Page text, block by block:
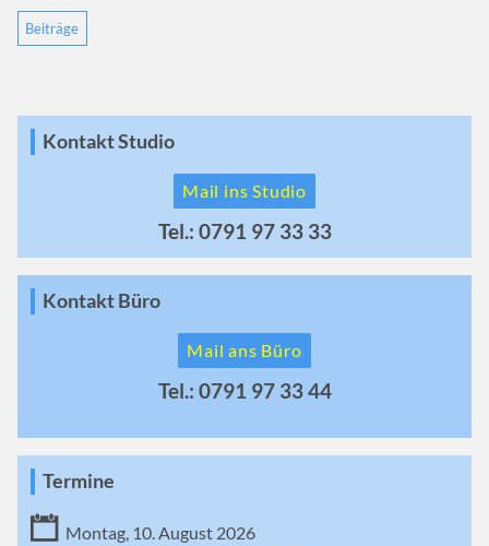
Beiträge
Kontakt Studio
Mail ins Studio
Tel.: 0791 97 33 33
Kontakt Büro
Mail ans Büro
Tel.: 0791 97 33 44
Termine
Montag, 10. August 2026